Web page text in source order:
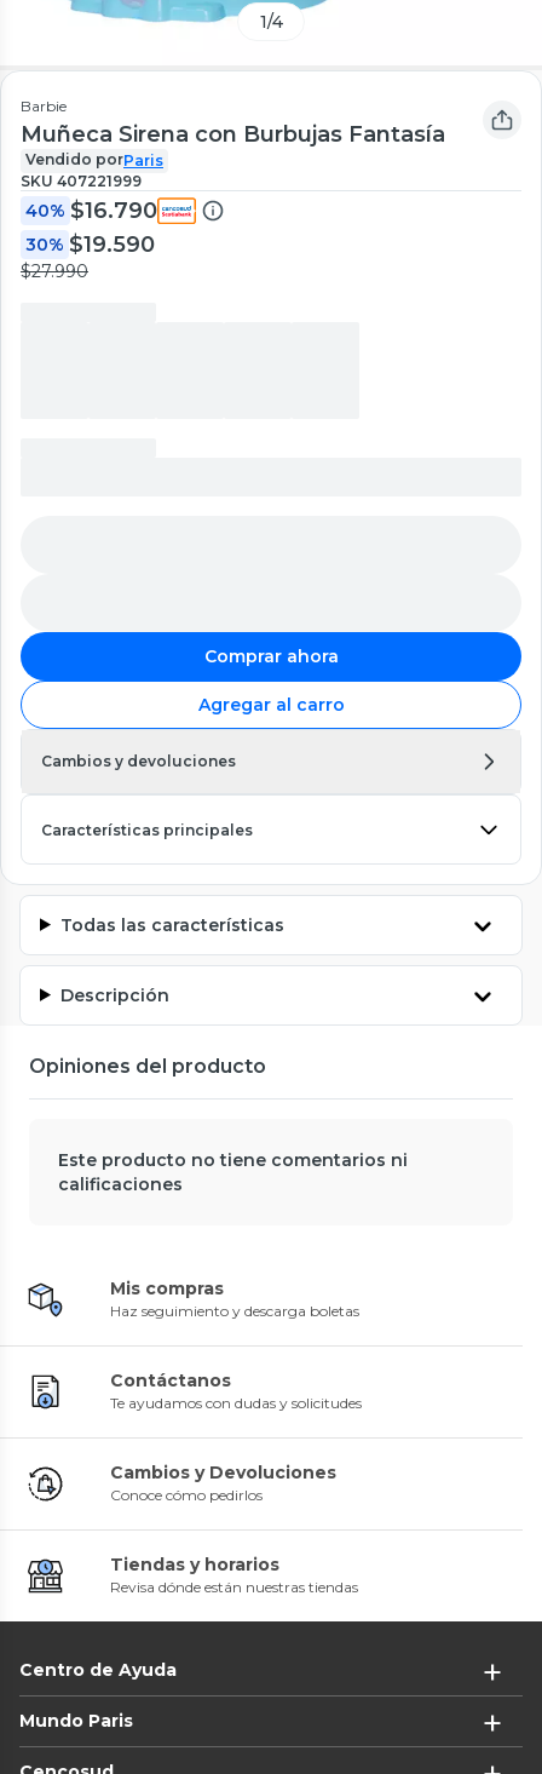
1/4
Barbie
Muñeca Sirena con Burbujas Fantasía
Vendido porParis
SKU 407221999
40% $16.790
30% $19.590
$27.990
Comprar ahora
Agregar al carro
Cambios y devoluciones
Características principales
Todas las características
Descripción
Opiniones del producto
Este producto no tiene comentarios ni
calificaciones
Mis compras
Haz seguimiento y descarga boletas
Contáctanos
Te ayudamos con dudas y solicitudes
Cambios y Devoluciones
Conoce cómo pedirlos
Tiendas y horarios
Revisa dónde están nuestras tiendas
Centro de Ayuda
Mundo Paris